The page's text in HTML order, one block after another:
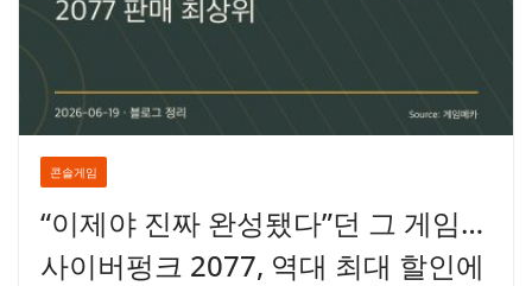
콘솔게임
“이제야 진짜 완성됐다”던 그 게임…
사이버펑크 2077, 역대 최대 할인에